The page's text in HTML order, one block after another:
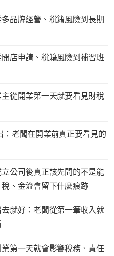
品牌經營、稅籍風險到長期
店申請、稅籍風險到補習班
從開業第一天就要看見財稅
老闆在開業前真正要看見的
公司後真正該先問的不是能
、金流會留下什麼痕跡
就好：老闆從第一筆收入就
第一天就會影響稅務、責任